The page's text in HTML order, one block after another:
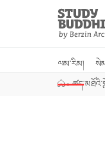
Study
Buddhism
Home
ལམ་རིམ།
›